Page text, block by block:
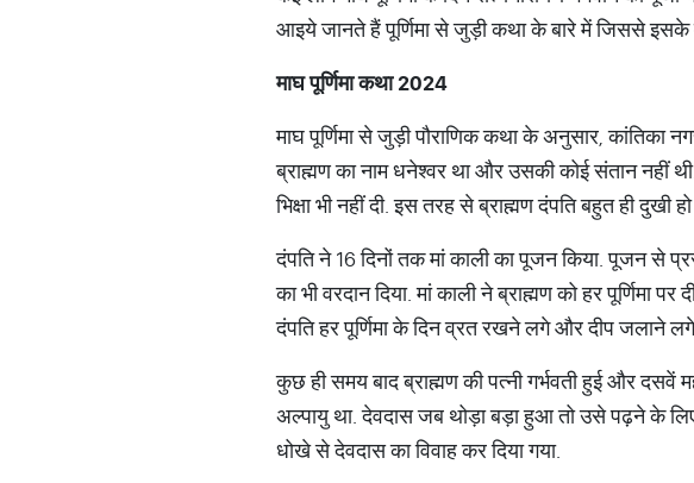
आइये जानते हैं पूर्णिमा से जुड़ी कथा के बारे में जिससे इसके
माघपूर्णिमाकथा2024
माघ पूर्णिमा से जुड़ी पौराणिक कथा के अनुसार, कांतिका
ब्राह्मण का नाम धनेश्वर था और उसकी कोई संतान नहीं
भिक्षा भी नहीं दी. इस तरह से ब्राह्मण दंपति बहुत ही
दंपति ने 16 दिनों तक मां काली का पूजन किया. पूजन से
का भी वरदान दिया. मां काली ने ब्राह्मण को हर
दंपति हर पूर्णिमा के दिन व्रत रखने लगे और दीप जलाने
कुछ ही समय बाद ब्राह्मण की पत्नी गर्भवती हुई और
अल्पायु था. देवदास जब थोड़ा बड़ा हुआ तो उसे पढ़ने के
धोखे से देवदास का विवाह कर दिया गया.